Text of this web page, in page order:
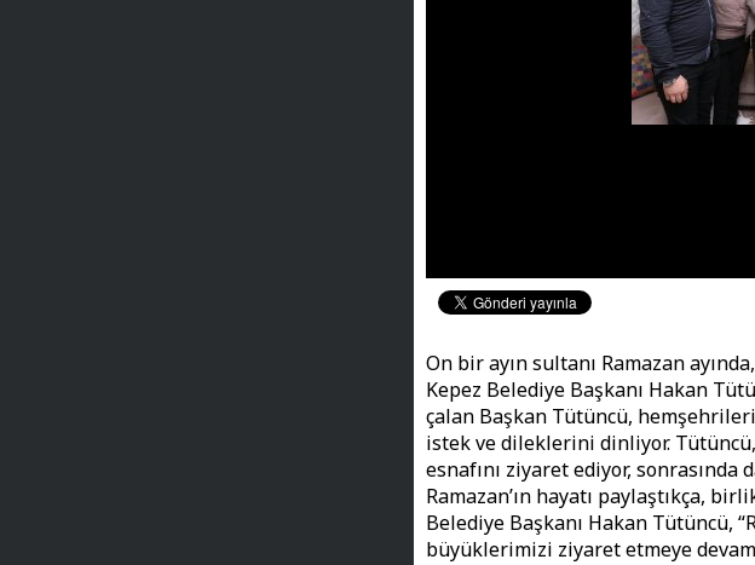
On bir ayın sultanı Ramazan
Kepez Belediye Başkanı Hakan
çalan Başkan Tütüncü,
istek ve dileklerini dinliyor.
esnafını ziyaret ediyor,
Ramazan’ın hayatı paylaştıkça,
Belediye Başkanı Hakan Tütüncü,
büyüklerimizi ziyaret etmeye